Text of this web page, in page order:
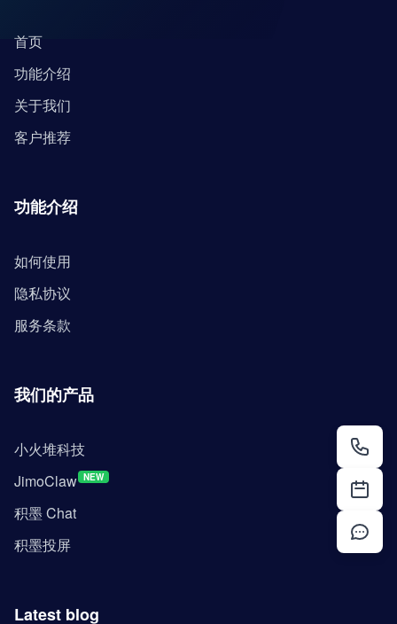
首页
功能介绍
关于我们
客户推荐
功能介绍
如何使用
隐私协议
服务条款
我们的产品
小火堆科技
JimoClaw NEW
积墨 Chat
积墨投屏
Latest blog